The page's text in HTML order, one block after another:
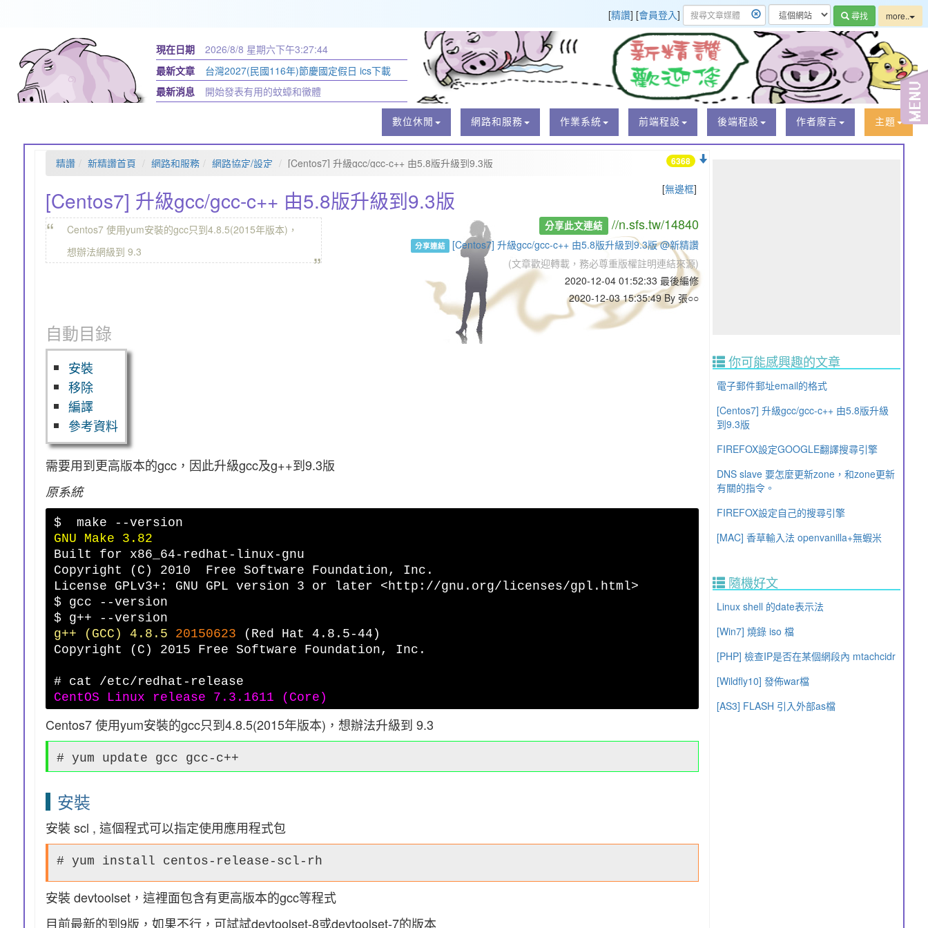
[精讚] [會員登入] 尋找 more..
現在日期 2026/8/8 星期六下午3:27:44
最新文章
台灣2027(民國116年)節慶國定假日 ics下載
最新消息
開始發表有用的蚊蟑和黴體
數位休閒 網路和服務 作業系統 前端程設 後端程設 作者廢言 主題
[無邊框]
精讚 新精讚首頁 網路和服務 網路協定/設定 [Centos7] 升級gcc/gcc-c++ 由5.8版升級到9.3版 6368
[Centos7] 升級gcc/gcc-c++ 由5.8版升級到9.3版
“
Centos7 使用yum安裝的gcc只到4.8.5(2015年版本)，
想辦法網級到 9.3
„
分享此文連結 //n.sfs.tw/14840
分享連結
[Centos7] 升級gcc/gcc-c++ 由5.8版升級到9.3版 @新精讚
(文章歡迎轉載，務必尊重版權註明連結來源)
2020-12-04 01:52:33 最後編修
2020-12-03 15:35:49 By 張○○
自動目錄
安裝
移除
編譯
參考資料
需要用到更高版本的gcc，因此升級gcc及g++到9.3版
原系統
$ make --version
GNU Make 3.82
Built for x86_64-redhat-linux-gnu
Copyright (C) 2010 Free Software Foundation, Inc.
License GPLv3+: GNU GPL version 3 or later <http://gnu.org/licenses/gpl.html>
$ gcc --version
$ g++ --version
g++ (GCC) 4.8.5 20150623
(Red Hat 4.8.5-44)
Copyright (C) 2015 Free Software Foundation, Inc.
# cat /etc/redhat-release
CentOS Linux release 7.3.1611 (Core)
Centos7 使用yum安裝的gcc只到4.8.5(2015年版本)，想辦法升級到 9.3
# yum update gcc gcc-c++
安裝
安裝 scl , 這個程式可以指定使用應用程式包
# yum install centos-release-scl-rh
安裝 devtoolset，這裡面包含有更高版本的gcc等程式
目前最新的到9版，如果不行，可試試devtoolset-8或devtoolset-7的版本
你可能感興趣的文章
電子郵件郵址email的格式
[Centos7] 升級gcc/gcc-c++ 由5.8版升級
到9.3版
FIREFOX設定GOOGLE翻譯搜尋引擎
DNS slave 要怎麼更新zone，和zone更新
有關的指令。
FIREFOX設定自己的搜尋引擎
[MAC] 香草輸入法 openvanilla+無蝦米
隨機好文
Linux shell 的date表示法
[Win7] 燒錄 iso 檔
[PHP] 檢查IP是否在某個網段內 mtachcidr
[Wildfly10] 發佈war檔
[AS3] FLASH 引入外部as檔